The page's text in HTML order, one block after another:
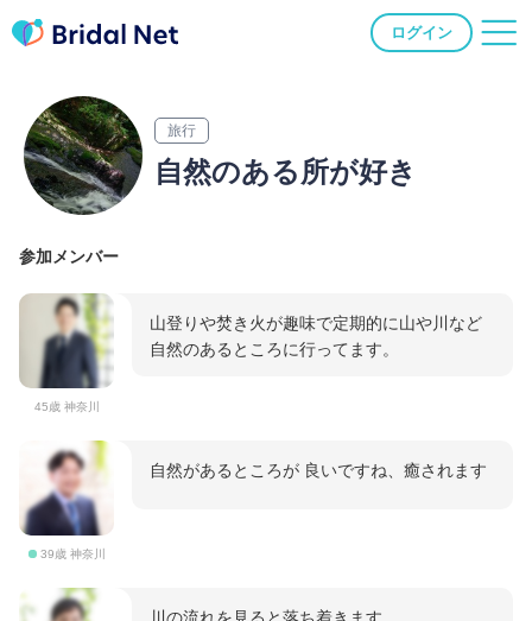
ログイン
旅行
自然のある所が好き
参加メンバー
45歳 神奈川
山登りや焚き火が趣味で定期的に山や川など
自然のあるところに行ってます。
39歳 神奈川
自然があるところが 良いですね、癒されます